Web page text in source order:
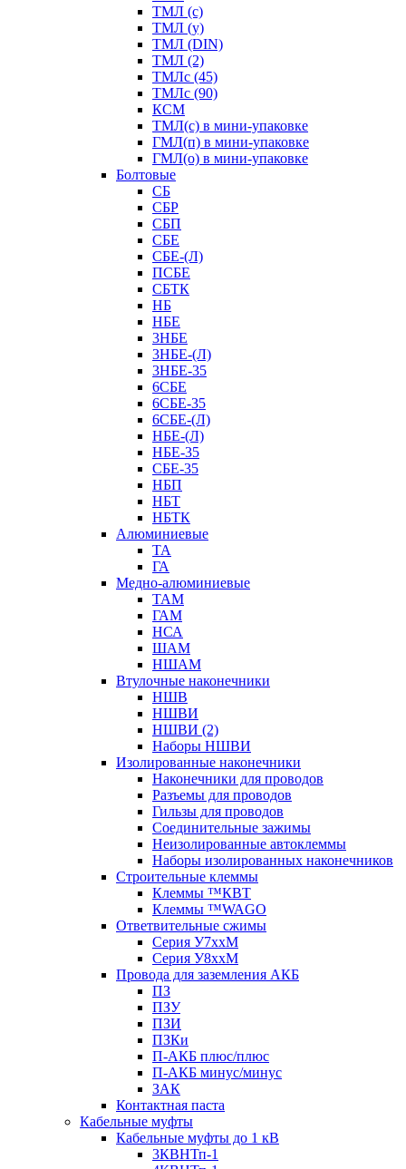
ТМЛ (с)
ТМЛ (у)
ТМЛ (DIN)
ТМЛ (2)
ТМЛс (45)
ТМЛс (90)
КСМ
ТМЛ(с) в мини-упаковке
ГМЛ(п) в мини-упаковке
ГМЛ(о) в мини-упаковке
Болтовые
СБ
СБР
СБП
СБЕ
СБЕ-(Л)
ПСБЕ
СБТК
НБ
НБЕ
3НБЕ
3НБЕ-(Л)
3НБЕ-35
6СБЕ
6СБЕ-35
6СБЕ-(Л)
НБЕ-(Л)
НБЕ-35
СБЕ-35
НБП
НБТ
НБТК
Алюминиевые
ТА
ГА
Медно-алюминиевые
ТАМ
ГАМ
НСА
ШАМ
НШАМ
Втулочные наконечники
НШВ
НШВИ
НШВИ (2)
Наборы НШВИ
Изолированные наконечники
Наконечники для проводов
Разъемы для проводов
Гильзы для проводов
Соединительные зажимы
Неизолированные автоклеммы
Наборы изолированных наконечников
Строительные клеммы
Клеммы ™КВТ
Клеммы ™WAGO
Ответвительные сжимы
Серия У7ххМ
Серия У8ххМ
Провода для заземления АКБ
ПЗ
ПЗУ
ПЗИ
ПЗКи
П-АКБ плюс/плюс
П-АКБ минус/минус
ЗАК
Контактная паста
Кабельные муфты
Кабельные муфты до 1 кВ
3КВНТп-1